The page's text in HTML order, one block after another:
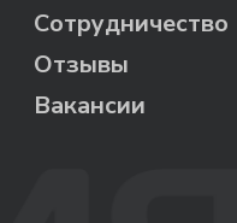
Сотрудничество
Отзывы
Вакансии